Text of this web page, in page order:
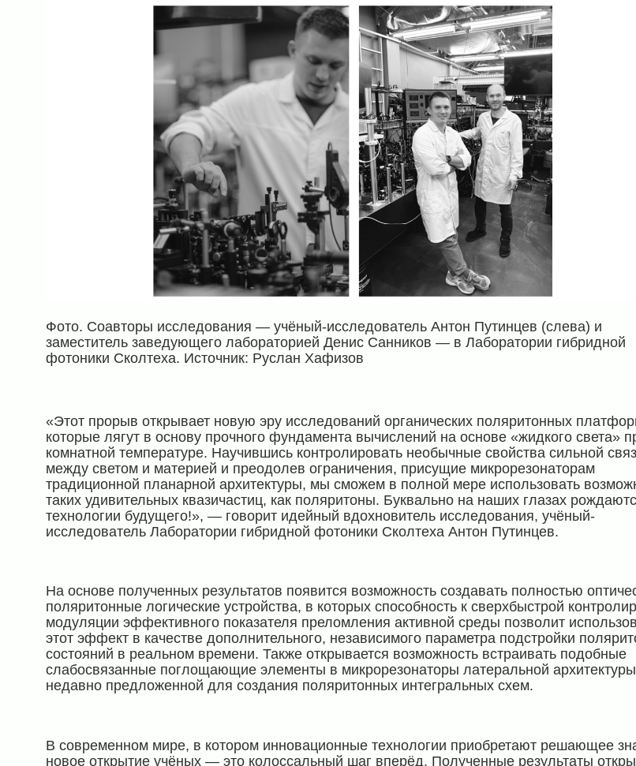
Фото. Соавторы исследования — учёный-исследователь Антон Путинцев (слева) и
заместитель заведующего лабораторией Денис Санников — в Лаборатории гибридной
фотоники Сколтеха. Источник: Руслан Хафизов
«Этот прорыв открывает новую эру исследований органических поляритонных
которые лягут в основу прочного фундамента вычислений на основе «жидкого света»
комнатной температуре. Научившись контролировать необычные свойства сильной
между светом и материей и преодолев ограничения, присущие микрорезонаторам
традиционной планарной архитектуры, мы сможем в полной мере использовать
таких удивительных квазичастиц, как поляритоны. Буквально на наших глазах
технологии будущего!», — говорит идейный вдохновитель исследования, учёный-
исследователь Лаборатории гибридной фотоники Сколтеха Антон Путинцев.
На основе полученных результатов появится возможность создавать полностью
поляритонные логические устройства, в которых способность к сверхбыстрой
модуляции эффективного показателя преломления активной среды позволит
этот эффект в качестве дополнительного, независимого параметра подстройки
состояний в реальном времени. Также открывается возможность встраивать подобные
слабосвязанные поглощающие элементы в микрорезонаторы латеральной
недавно предложенной для создания поляритонных интегральных схем.
В современном мире, в котором инновационные технологии приобретают решающее
новое открытие учёных — это колоссальный шаг вперёд. Полученные результаты